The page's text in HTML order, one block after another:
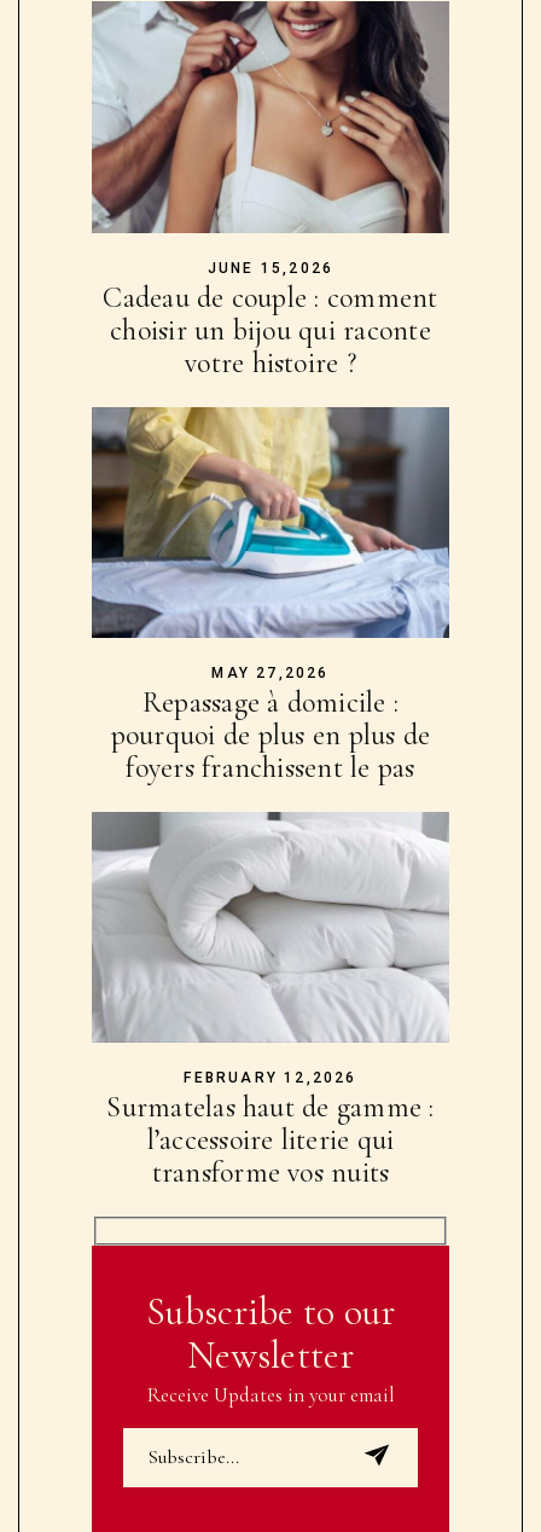
JUNE 15,2026
Cadeau de couple : comment
choisir un bijou qui raconte
votre histoire ?
MAY 27,2026
Repassage à domicile :
pourquoi de plus en plus de
foyers franchissent le pas
FEBRUARY 12,2026
Surmatelas haut de gamme :
l’accessoire literie qui
transforme vos nuits
Subscribe to our
Newsletter
Receive Updates in your email